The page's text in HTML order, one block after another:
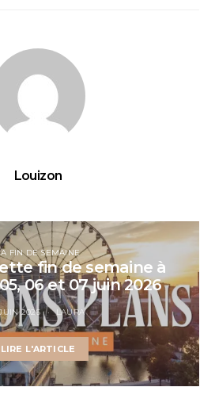
Louizon
FIN DE SEMAINE
fin de semaine à
06 et 07 juin 2026
2026 LAURA
LIRE L'ARTICLE